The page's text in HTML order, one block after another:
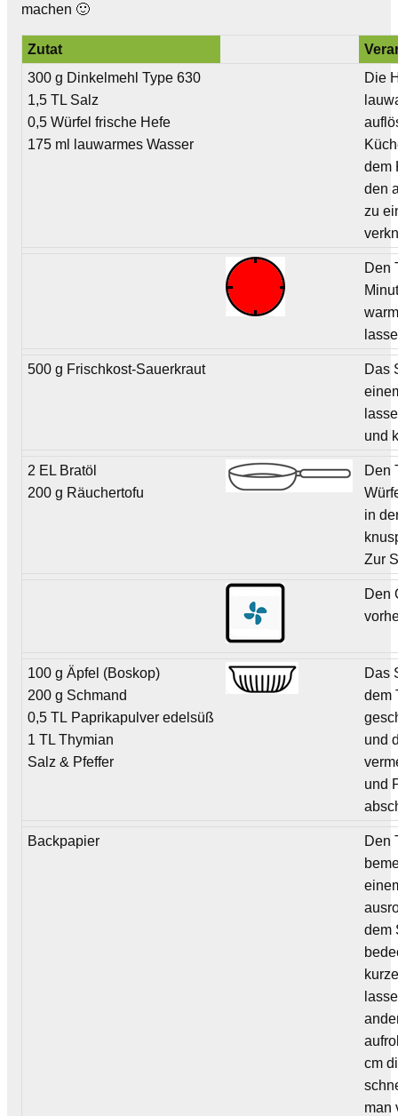
machen 🙂
Zutat
300 g Dinkelmehl Type 630
1,5 TL Salz
0,5 Würfel frische Hefe
175 ml lauwarmes Wasser
Die
dem
den
zu
Den
500 g Frischkost-Sauerkraut
Das
und
2 EL Bratöl
200 g Räuchertofu
Den
in
Zur
Den
100 g Äpfel (Boskop)
200 g Schmand
0,5 TL Paprikapulver edelsüß
1 TL Thymian
Salz & Pfeffer
Das
dem
und
und
Backpapier
Den
dem
cm
man